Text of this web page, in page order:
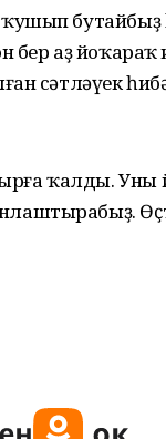
ҡушып
бер аҙ
сәтләүек
ҡалды. Уны